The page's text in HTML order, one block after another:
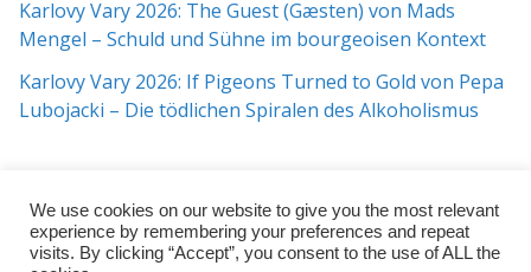
Karlovy Vary 2026: The Guest (Gæsten) von Mads
Mengel – Schuld und Sühne im bourgeoisen Kontext
Karlovy Vary 2026: If Pigeons Turned to Gold von Pepa
Lubojacki – Die tödlichen Spiralen des Alkoholismus
We use cookies on our website to give you the most relevant
experience by remembering your preferences and repeat
visits. By clicking “Accept”, you consent to the use of ALL the